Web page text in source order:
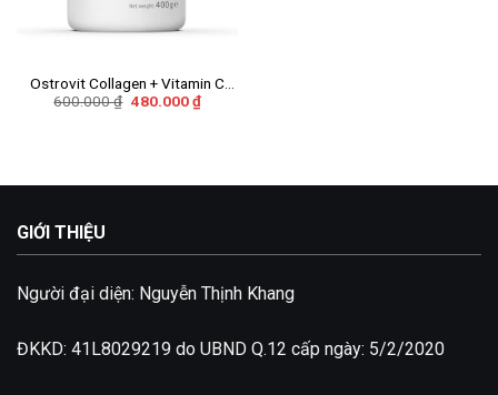
Ostrovit Collagen + Vitamin C
400g
600.000₫ Giá
480.000₫Giá
hiện
GIỚI THIỆU
Người đại diện: Nguyễn Thịnh Khang
ĐKKD: 41L8029219 do UBND Q.12 cấp ngày: 5/2/2020